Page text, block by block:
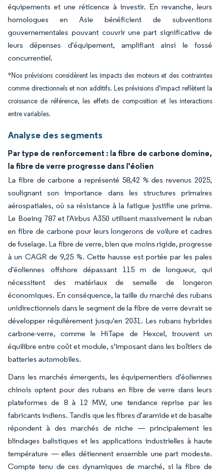
équipements et une réticence à investir. En revanche, leurs
homologues en Asie bénéficient de subventions
gouvernementales pouvant couvrir une part significative de
leurs dépenses d'équipement, amplifiant ainsi le fossé
concurrentiel.
*Nos prévisions considèrent les impacts des moteurs et des contraintes
comme directionnels et non additifs. Les prévisions d'impact reflètent la
croissance de référence, les effets de composition et les interactions
entre variables.
Analyse des segments
Par type de renforcement : la fibre de carbone domine,
la fibre de verre progresse dans l'éolien
La fibre de carbone a représenté 58,42 % des revenus 2025,
soulignant son importance dans les structures primaires
aérospatiales, où sa résistance à la fatigue justifie une prime.
Le Boeing 787 et l'Airbus A350 utilisent massivement le ruban
en fibre de carbone pour leurs longerons de voilure et cadres
de fuselage. La fibre de verre, bien que moins rigide, progresse
à un CAGR de 9,25 %. Cette hausse est portée par les pales
d'éoliennes offshore dépassant 115 m de longueur, qui
nécessitent des matériaux de semelle de longeron
économiques. En conséquence, la taille du marché des rubans
unidirectionnels dans le segment de la fibre de verre devrait se
développer régulièrement jusqu'en 2031. Les rubans hybrides
carbone-verre, comme le HiTape de Hexcel, trouvent un
équilibre entre coût et module, s'imposant dans les boîtiers de
batteries automobiles.
Dans les marchés émergents, les équipementiers d'éoliennes
chinois optent pour des rubans en fibre de verre dans leurs
plateformes de 8 à 12 MW, une tendance reprise par les
fabricants indiens. Tandis que les fibres d'aramide et de basalte
répondent à des marchés de niche — principalement les
blindages balistiques et les applications industrielles à haute
température — elles détiennent ensemble une part modeste.
Compte tenu de ces dynamiques de marché, si la fibre de